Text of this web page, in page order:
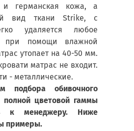
и германская кожа, а
вид ткани Strike, с
удаляется любое
при помощи влажной
утопает на 40-50 мм.
матрас не входит.
- металлические.
подбора обивочного
цветовой гаммы
к менеджеру. Ниже
примеры.